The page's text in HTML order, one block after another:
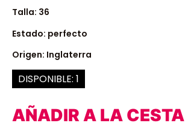
Talla: 36
Estado: perfecto
Origen: Inglaterra
DISPONIBLE: 1
AÑADIR A LA CESTA